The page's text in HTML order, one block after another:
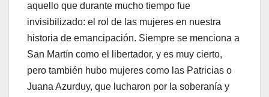
aquello que durante mucho tiempo fue
invisibilizado: el rol de las mujeres en nuestra
historia de emancipación. Siempre se menciona a
San Martín como el libertador, y es muy cierto,
pero también hubo mujeres como las Patricias o
Juana Azurduy, que lucharon por la soberanía y